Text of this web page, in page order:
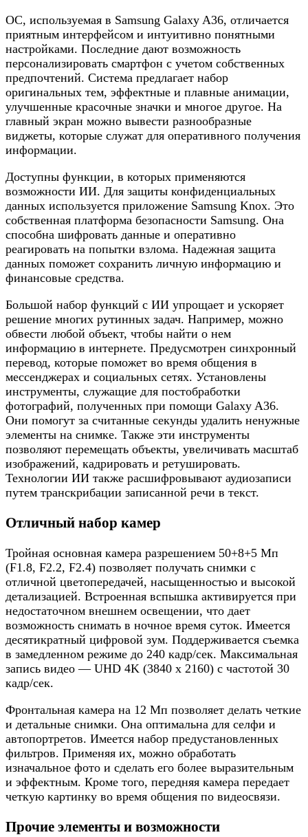
ОС, используемая в Samsung Galaxy A36, отличается
приятным интерфейсом и интуитивно понятными
настройками. Последние дают возможность
персонализировать смартфон с учетом собственных
предпочтений. Система предлагает набор
оригинальных тем, эффектные и плавные анимации,
улучшенные красочные значки и многое другое. На
главный экран можно вывести разнообразные
виджеты, которые служат для оперативного получения
информации.
Доступны функции, в которых применяются
возможности ИИ. Для защиты конфиденциальных
данных используется приложение Samsung Knox. Это
собственная платформа безопасности Samsung. Она
способна шифровать данные и оперативно
реагировать на попытки взлома. Надежная защита
данных поможет сохранить личную информацию и
финансовые средства.
Большой набор функций с ИИ упрощает и ускоряет
решение многих рутинных задач. Например, можно
обвести любой объект, чтобы найти о нем
информацию в интернете. Предусмотрен синхронный
перевод, которые поможет во время общения в
мессенджерах и социальных сетях. Установлены
инструменты, служащие для постобработки
фотографий, полученных при помощи Galaxy A36.
Они помогут за считанные секунды удалить ненужные
элементы на снимке. Также эти инструменты
позволяют перемещать объекты, увеличивать масштаб
изображений, кадрировать и ретушировать.
Технологии ИИ также расшифровывают аудиозаписи
путем транскрибации записанной речи в текст.
Отличный набор камер
Тройная основная камера разрешением 50+8+5 Мп
(F1.8, F2.2, F2.4) позволяет получать снимки с
отличной цветопередачей, насыщенностью и высокой
детализацией. Встроенная вспышка активируется при
недостаточном внешнем освещении, что дает
возможность снимать в ночное время суток. Имеется
десятикратный цифровой зум. Поддерживается съемка
в замедленном режиме до 240 кадр/сек. Максимальная
запись видео — UHD 4K (3840 x 2160) с частотой 30
кадр/сек.
Фронтальная камера на 12 Мп позволяет делать четкие
и детальные снимки. Она оптимальна для селфи и
автопортретов. Имеется набор предустановленных
фильтров. Применяя их, можно обработать
изначальное фото и сделать его более выразительным
и эффектным. Кроме того, передняя камера передает
четкую картинку во время общения по видеосвязи.
Прочие элементы и возможности